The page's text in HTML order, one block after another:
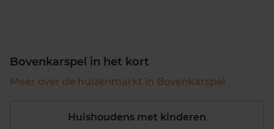
Bovenkarspel in het kort
Meer over de huizenmarkt in Bovenkarspel
Huishoudens met kinderen